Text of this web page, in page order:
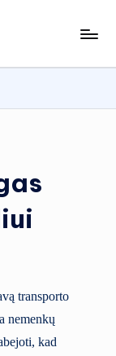
transporto
nemenkų
kad